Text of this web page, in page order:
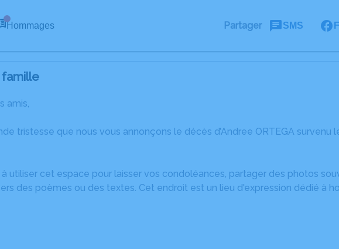
Hommages Partager SMS
famille
amis,
tristesse que nous vous annonçons le décès d’Andree ORTEGA survenu
utiliser cet espace pour laisser vos condoléances, partager des photos
des poèmes ou des textes. Cet endroit est un lieu d'expression dédié à